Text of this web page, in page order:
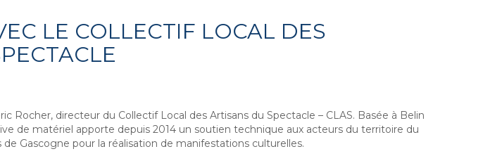
LE COLLECTIF LOCAL DES
Rocher, directeur du Collectif Local des Artisans du Spectacle – CLAS. Basée à Belin
de matériel apporte depuis 2014 un soutien technique aux acteurs du territoire du
Gascogne pour la réalisation de manifestations culturelles.